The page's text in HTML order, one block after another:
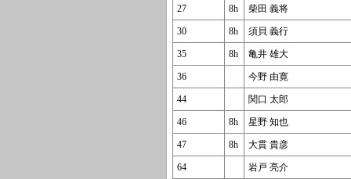
27 8h 柴田 義将
30 8h 須貝 義行
35 8h 亀井 雄大
36 今野 由寛
44 関口 太郎
46 8h 星野 知也
47 8h 大貫 貴彦
64 岩戸 亮介